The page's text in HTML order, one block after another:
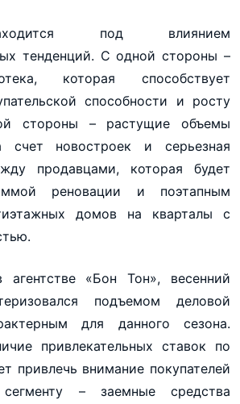
под влиянием
тенденций. С одной стороны –
которая способствует
способности и росту
стороны – растущие объемы
счет новостроек и серьезная
продавцами, которая будет
реновации и поэтапным
домов на кварталы с
«Бон Тон», весенний
подъемом деловой
для данного сезона.
привлекательных ставок по
привлечь внимание покупателей
– заемные средства